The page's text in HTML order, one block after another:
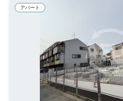
アパート